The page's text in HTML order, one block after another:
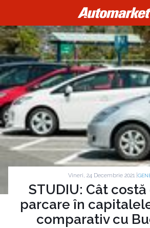
Vineri, 24 Decembrie 2021 |
STUDIU: Cât
parcare în
comparativ cu